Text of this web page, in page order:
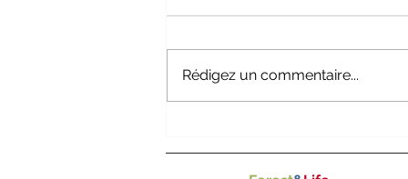
l’autre, ouvrir son cœur !
Rédigez un commentaire...